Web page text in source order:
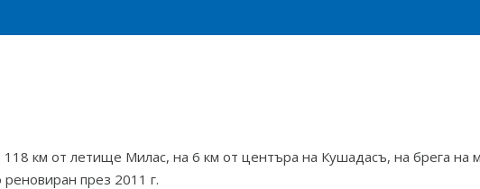
км от летище Милас, на 6 км от центъра на Кушадасъ, на брега на
през 2011 г.